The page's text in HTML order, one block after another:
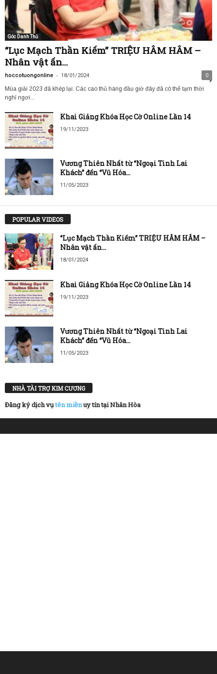
Góc Danh Thủ
“Lục Mạch Thần Kiếm” TRIỆU HÂM HÂM –
Nhân vật ấn...
hoccotuongonline - 18/01/2024 0
Mùa giải 2023 đã khép lại. Các cao thủ hàng đầu giờ đây đã có thể tạm thời
nghỉ ngơi...
Khai Giảng Khóa Học Cờ Online Lần 14
19/11/2023
Vương Thiên Nhất từ “Ngoại Tinh Lai
Khách” đến “Vũ Hóa...
11/05/2023
POPULAR VIDEOS
“Lục Mạch Thần Kiếm” TRIỆU HÂM HÂM –
Nhân vật ấn...
18/01/2024
Khai Giảng Khóa Học Cờ Online Lần 14
19/11/2023
Vương Thiên Nhất từ “Ngoại Tinh Lai
Khách” đến “Vũ Hóa...
11/05/2023
NHÀ TÀI TRỢ KIM CƯƠNG
Đăng ký dịch vụtên miềnuy tín tại Nhân Hòa